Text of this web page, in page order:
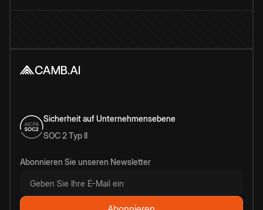
Sicherheit auf Unternehmensebene
SOC 2 Typ II
Abonnieren Sie unseren Newsletter